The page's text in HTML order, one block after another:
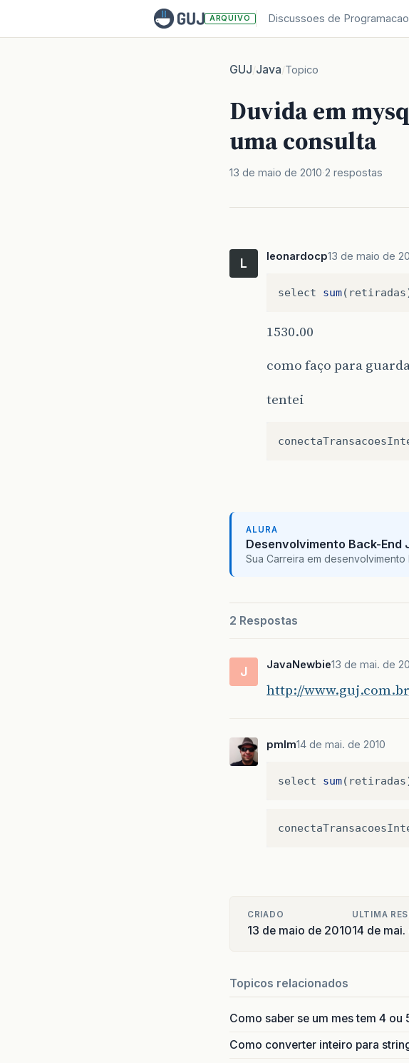
ARQUIVO Discussoes de
GUJ/Java/Topico
Duvida em
uma consulta
13 de maio de 2010 2 respostas
L leonardocp13 de maio de
select sum( retiradas
1530.00
como faço para
tentei
ALURA
Desenvolvimento Back-End
Sua Carreira em
2 Respostas
J JavaNewbie13 de mai. de
http://
pmlm14 de mai. de 2010
select sum( retiradas
CRIADO
13 de maio de 2010
ULTIMA
14 de
Topicos relacionados
Como saber se um mes tem 4 ou
Como converter inteiro para